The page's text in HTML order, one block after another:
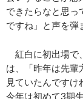
できたらなと思っ
ですね」と声を弾
紅白に初出場で
は、「昨年は先輩
見ていたんですけ
今年は初めて3期